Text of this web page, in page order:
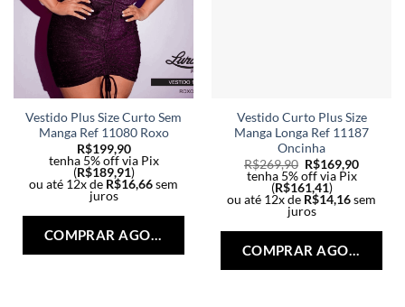
Vestido Plus Size Curto Sem
Manga Ref 11080 Roxo
R$199,90
tenha 5% off via Pix
(R$189,91)
ou até 12x de R$16,66sem
juros
COMPRAR AGORA
produto
Vestido Curto Plus Size
Manga Longa Ref 11187
Oncinha
R$269,90 R$169,90
tenha 5% off via Pix
(R$161,41)
ou até 12x de R$14,16sem
juros
COMPRAR AGORA